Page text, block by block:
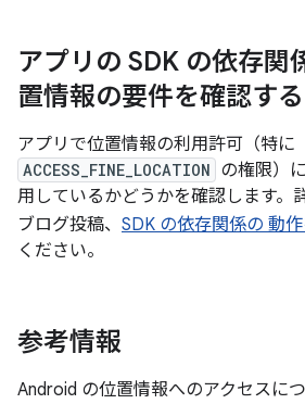
アプリの SDK の依存関
置情報の要件を確認する
アプリで位置情報の利用許可（特に
ACCESS_FINE_LOCATION の権限）
用しているかどうかを確認します。
ブログ投稿、 SDK の依存関係の 動
ください。
参考情報
Android の位置情報へのアクセスに